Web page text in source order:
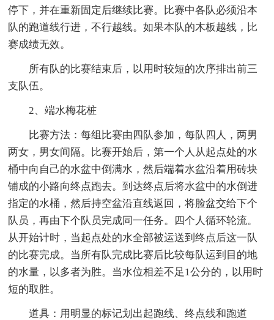
停下，并在重新固定后继续比赛。比赛中各队必须沿本
队的跑道线行进，不行越线。如果本队的木板越线，比
赛成绩无效。
所有队的比赛结束后，以用时较短的次序排出前三
支队伍。
2、端水梅花桩
比赛方法：每组比赛由四队参加，每队四人，两男
两女，男女间隔。比赛开始后，第一个人从起点处的水
桶中向自己的水盆中倒满水，然后端着水盆沿着用砖块
铺成的小路向终点跑去。到达终点后将水盆中的水倒进
指定的水桶，然后持空盆沿直线返回，将脸盆交给下个
队员，再由下个队员完成同一任务。四个人循环轮流。
从开始计时，当起点处的水全部被运送到终点后这一队
的比赛完成。当所有队完成比赛后比较每队运到目的地
的水量，以多者为胜。当水位相差不足1公分的，以用时
短的取胜。
道具：用明显的标记划出起跑线、终点线和跑道